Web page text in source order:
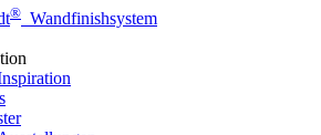
® Wandfinishsystem